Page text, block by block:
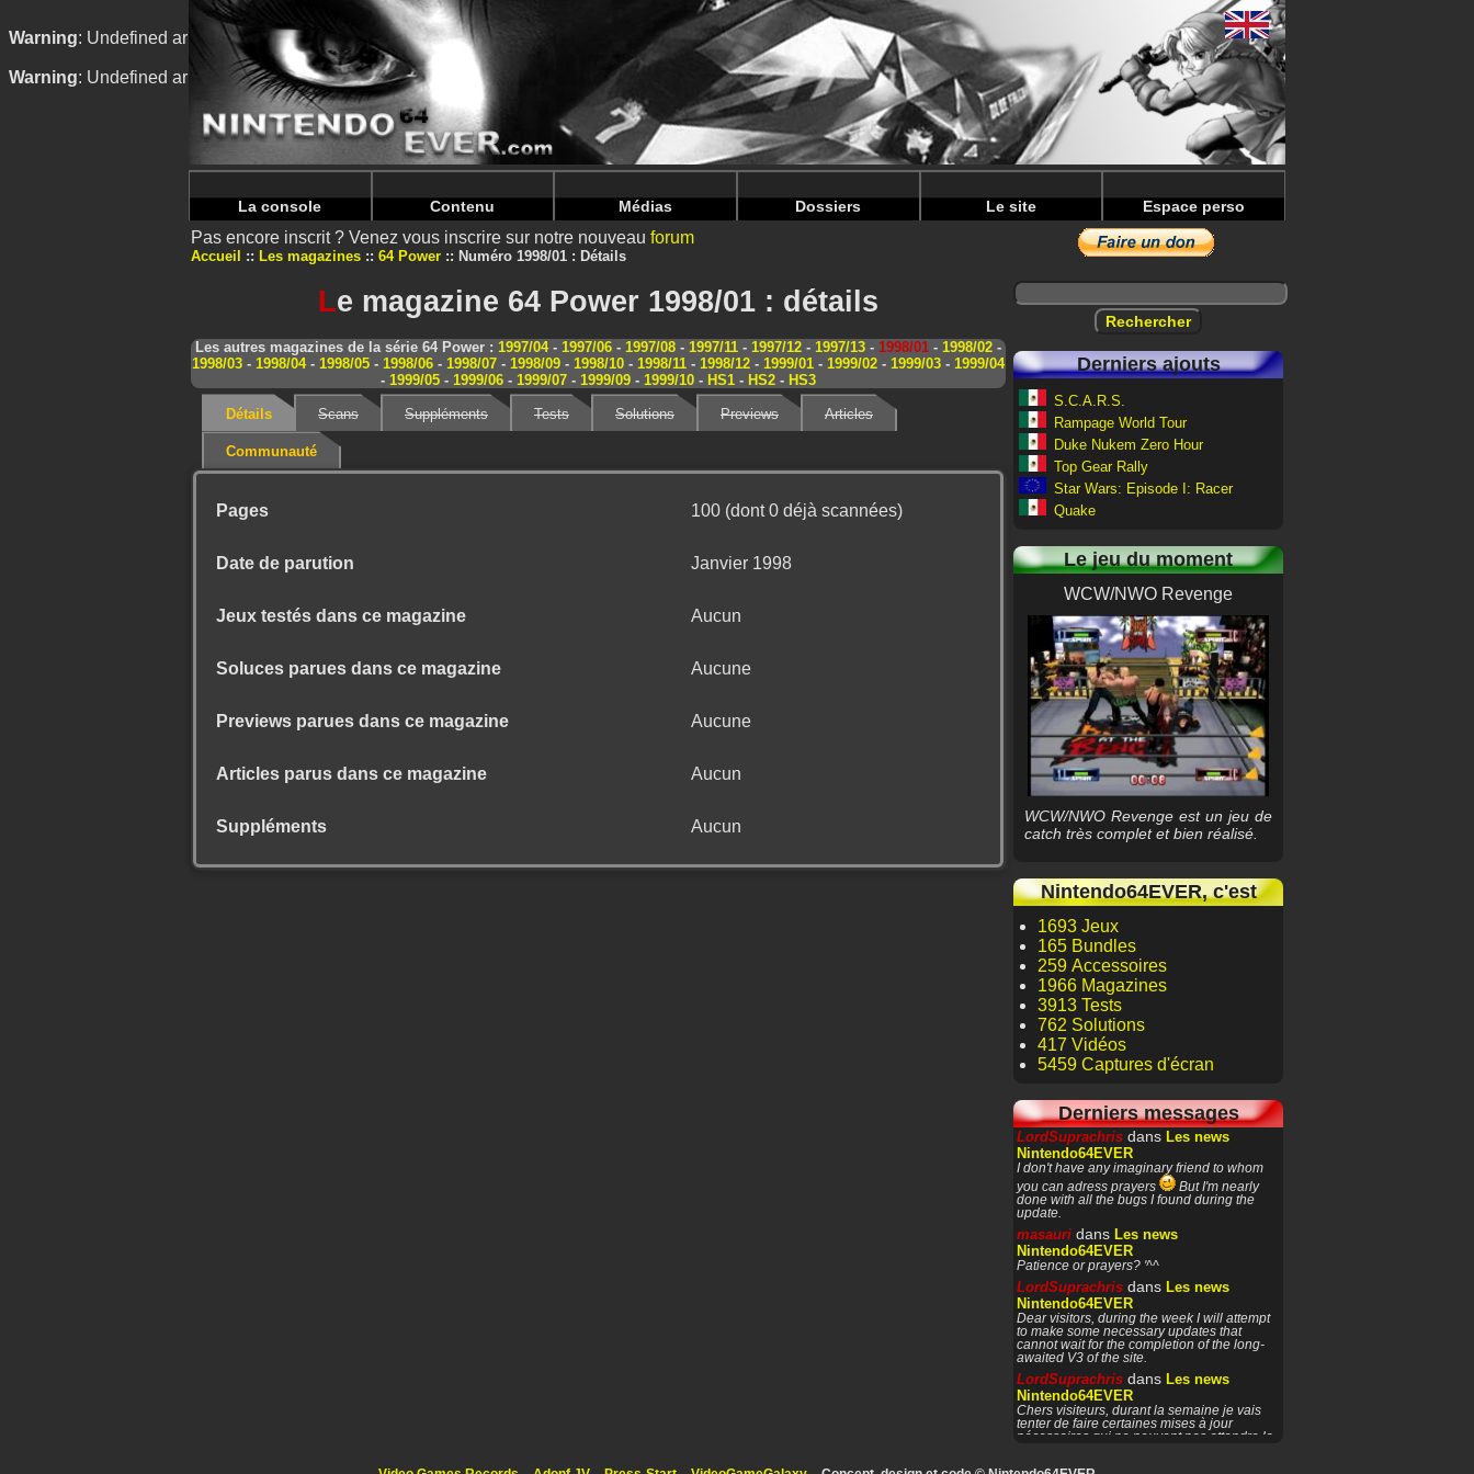
Warning: Undefined array key "HTTP_REFERER" in/home/nintendoju/www/Magazine-Details.phpon line
Warning: Undefined array key "HTTP_REFERER" in/home/nintendoju/www/Magazine-Details.phpon line74
La console Contenu Médias Dossiers Le site Espace perso
Pas encore inscrit ? Venez vous inscrire sur notre nouveau forum
Accueil Les magazines 64 Power Numéro 1998/01 : Détails
Le magazine 64 Power 1998/01 : détails
Les autres magazines de la série 64 Power : 1997/04- 1997/06 - 1997/08 - 1997/11 - 1997/12 - 1997/13 - 1998/01 - 1998/02 -
1998/03 - 1998/04- 1998/05 - 1998/06 - 1998/07 - 1998/09 - 1998/10 - 1998/11 - 1998/12 - 1999/01 - 1999/02 - 1999/03 - 1999/04
- 1999/05 - 1999/06 - 1999/07 - 1999/09 - 1999/10 - HS1 - HS2 - HS3
Détails Scans Suppléments Tests Solutions Previews Articles
Communauté
Pages 100 (dont 0 déjà scannées)
Date de parution Janvier 1998
Jeux testés dans ce magazine Aucun
Soluces parues dans ce magazine Aucune
Previews parues dans ce magazine Aucune
Articles parus dans ce magazine Aucun
Suppléments Aucun
Derniers ajouts
S.C.A.R.S.
Rampage World Tour
Duke Nukem Zero Hour
Top Gear Rally
Star Wars: Episode I: Racer
Quake
Le jeu du moment
WCW/NWO Revenge
WCW/NWO Revenge est un jeu de
catch très complet et bien réalisé.
Nintendo64EVER, c'est
1693 Jeux
165 Bundles
259 Accessoires
1966 Magazines
3913 Tests
762 Solutions
417 Vidéos
5459 Captures d'écran
Derniers messages
LordSuprachris dans Les news
Nintendo64EVER
I don't have any imaginary friend to whom
you can adress prayers
But I'm nearly
done with all the bugs I found during the
update.
masauri dans Les news
Nintendo64EVER
Patience or prayers? '^^
LordSuprachris dans Les news
Nintendo64EVER
Dear visitors, during the week I will attempt
to make some necessary updates that
cannot wait for the completion of the long-
awaited V3 of the site.
LordSuprachris dans Les news
Nintendo64EVER
Chers visiteurs, durant la semaine je vais
tenter de faire certaines mises à jour
nécessaires qui ne peuvent pas attendre la